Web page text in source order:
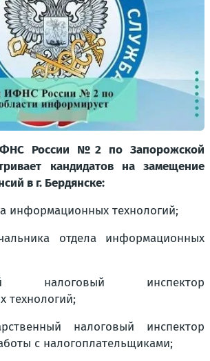
России №2 по Запорожской
кандидатов на замещение
в г. Бердянске:
информационных технологий;
отдела информационных
налоговый инспектор
технологий;
налоговый инспектор
с налогоплательщиками;